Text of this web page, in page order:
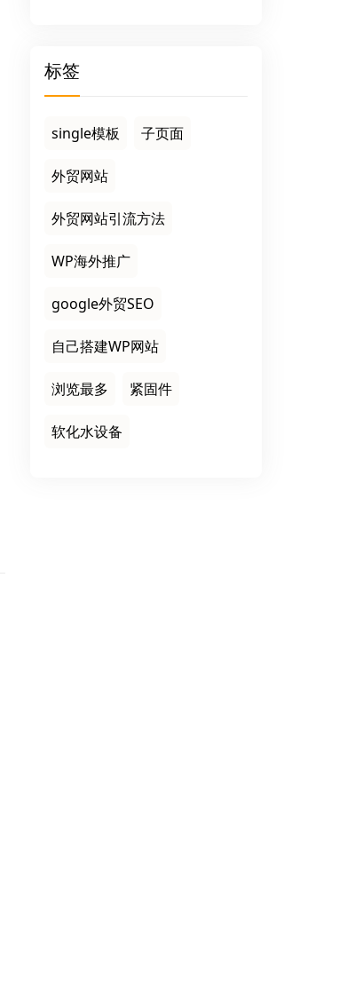
标签
single模板 子页面
外贸网站
外贸网站引流方法
WP海外推广
google外贸SEO
自己搭建WP网站
浏览最多 紧固件
软化水设备